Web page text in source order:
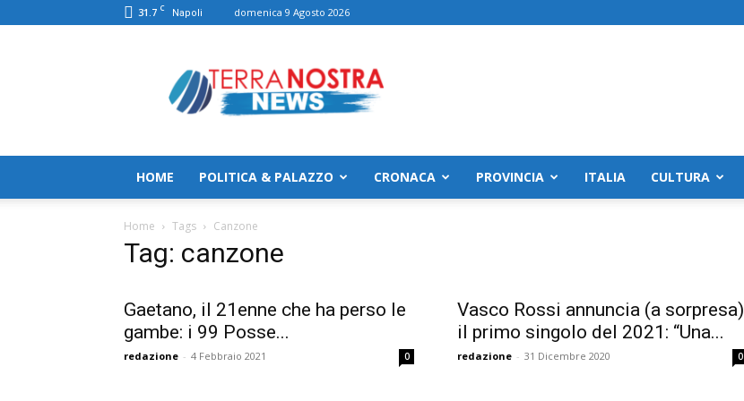
31.7 C Napoli domenica 9 Agosto 2026
HOME POLITICA & PALAZZO CRONACA PROVINCIA ITALIA CULTURA
Home Tags Canzone
Tag: canzone
Gaetano, il 21enne che ha perso le
gambe: i 99 Posse...
redazione - 4 Febbraio 2021 0
Vasco Rossi annuncia (a sorpresa)
il primo singolo del 2021: “Una...
redazione - 31 Dicembre 2020 0